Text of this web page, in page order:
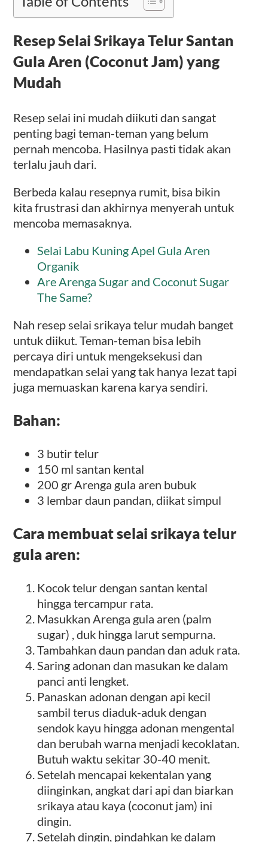
Resep Selai Srikaya Telur Santan
Gula Aren (Coconut Jam) yang
Mudah
Resep selai ini mudah diikuti dan sangat
penting bagi teman-teman yang belum
pernah mencoba. Hasilnya pasti tidak akan
terlalu jauh dari.
Berbeda kalau resepnya rumit, bisa bikin
kita frustrasi dan akhirnya menyerah untuk
mencoba memasaknya.
Selai Labu Kuning Apel Gula Aren
Organik
Are Arenga Sugar and Coconut Sugar
The Same?
Nah resep selai srikaya telur mudah banget
untuk diikut. Teman-teman bisa lebih
percaya diri untuk mengeksekusi dan
mendapatkan selai yang tak hanya lezat tapi
juga memuaskan karena karya sendiri.
Bahan:
3 butir telur
150 ml santan kental
200 gr Arenga gula aren bubuk
3 lembar daun pandan, diikat simpul
Cara membuat selai srikaya telur
gula aren:
Kocok telur dengan santan kental
hingga tercampur rata.
Masukkan Arenga gula aren (palm
sugar) , duk hingga larut sempurna.
Tambahkan daun pandan dan aduk rata.
Saring adonan dan masukan ke dalam
panci anti lengket.
Panaskan adonan dengan api kecil
sambil terus diaduk-aduk dengan
sendok kayu hingga adonan mengental
dan berubah warna menjadi kecoklatan.
Butuh waktu sekitar 30-40 menit.
Setelah mencapai kekentalan yang
diinginkan, angkat dari api dan biarkan
srikaya atau kaya (coconut jam) ini
dingin.
Setelah dingin, pindahkan ke dalam